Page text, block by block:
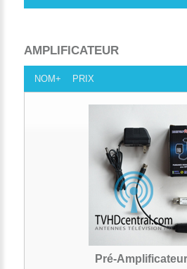
AMPLIFICATEUR
NOM+ PRIX
Pré-